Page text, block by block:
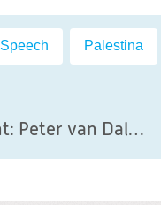
Speech Palestina
Persbericht: Peter van Dalen neemt afscheid van het Europees Parlement